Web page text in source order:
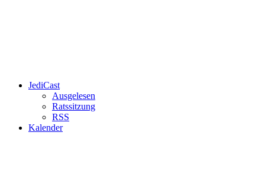
JediCast
Ausgelesen
Ratssitzung
RSS
Kalender